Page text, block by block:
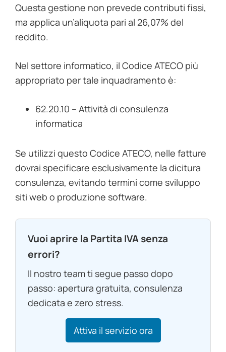
Questa gestione non prevede contributi fissi,
ma applica un’aliquota pari al 26,07% del
reddito.
Nel settore informatico, il Codice ATECO più
appropriato per tale inquadramento è:
62.20.10 – Attività di consulenza
informatica
Se utilizzi questo Codice ATECO, nelle fatture
dovrai specificare esclusivamente la dicitura
consulenza, evitando termini come sviluppo
siti web o produzione software.
Vuoi aprire la Partita IVA senza
errori?
Il nostro team ti segue passo dopo
passo: apertura gratuita, consulenza
dedicata e zero stress.
Attiva il servizio ora